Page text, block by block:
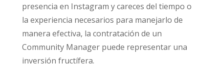
presencia en Instagram y careces del tiempo o
la experiencia necesarios para manejarlo de
manera efectiva, la contratación de un
Community Manager puede representar una
inversión fructífera.